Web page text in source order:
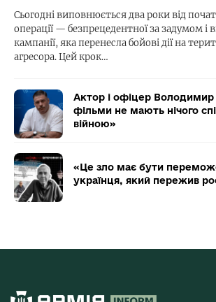
Сьогодні виповнюється два роки від
операції — безпрецедентної за задумом і
кампанії, яка перенесла бойові дії на
агресора. Цей крок…
Актор і офіцер
фільми не мають нічого
війною»
«Це зло має бути
українця, який пережив